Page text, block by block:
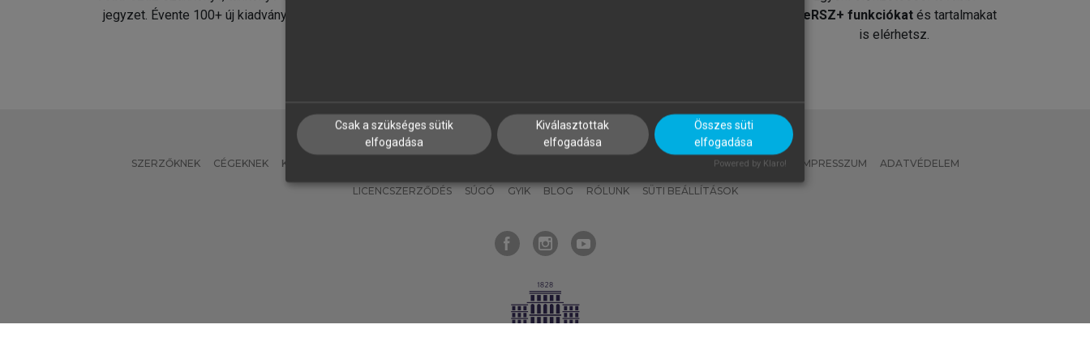
jegyzet. Évente 100+ új kiadvány.
MeRSZ+ funkciókat és tartalmakat
is elérhetsz.
SZERZŐKNEK CÉGEKNEK KÖNYVTÁROSOKNAK MI – ÁLTALÁNOS IRÁNYELVEK IMPRESSZUM ADATVÉDELEM
LICENCSZERZŐDÉS SÚGÓ GYIK BLOG RÓLUNK SÜTI BEÁLLÍTÁSOK
Csak a szükséges sütik
elfogadása
Kiválasztottak
elfogadása
Összes süti
elfogadása
Powered by Klaro!